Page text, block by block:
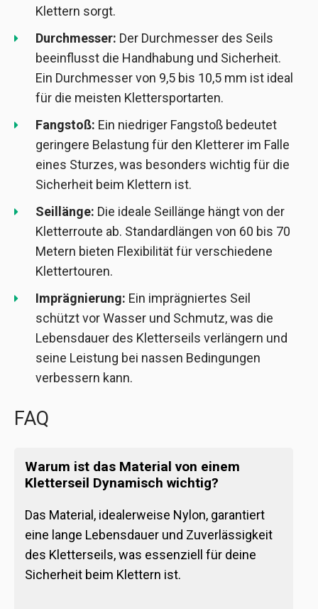
Klettern sorgt.
Durchmesser: Der Durchmesser des Seils
beeinflusst die Handhabung und Sicherheit.
Ein Durchmesser von 9,5 bis 10,5 mm ist ideal
für die meisten Klettersportarten.
Fangstoß: Ein niedriger Fangstoß bedeutet
geringere Belastung für den Kletterer im Falle
eines Sturzes, was besonders wichtig für die
Sicherheit beim Klettern ist.
Seillänge: Die ideale Seillänge hängt von der
Kletterroute ab. Standardlängen von 60 bis 70
Metern bieten Flexibilität für verschiedene
Klettertouren.
Imprägnierung: Ein imprägniertes Seil
schützt vor Wasser und Schmutz, was die
Lebensdauer des Kletterseils verlängern und
seine Leistung bei nassen Bedingungen
verbessern kann.
FAQ
Warum ist das Material von einem
Kletterseil Dynamisch wichtig?
Das Material, idealerweise Nylon, garantiert
eine lange Lebensdauer und Zuverlässigkeit
des Kletterseils, was essenziell für deine
Sicherheit beim Klettern ist.